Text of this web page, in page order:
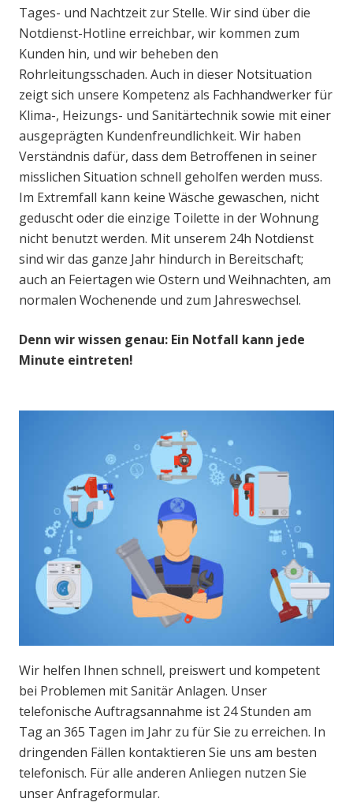
Tages- und Nachtzeit zur Stelle. Wir sind über die
Notdienst-Hotline erreichbar, wir kommen zum
Kunden hin, und wir beheben den
Rohrleitungsschaden. Auch in dieser Notsituation
zeigt sich unsere Kompetenz als Fachhandwerker für
Klima-, Heizungs- und Sanitärtechnik sowie mit einer
ausgeprägten Kundenfreundlichkeit. Wir haben
Verständnis dafür, dass dem Betroffenen in seiner
misslichen Situation schnell geholfen werden muss.
Im Extremfall kann keine Wäsche gewaschen, nicht
geduscht oder die einzige Toilette in der Wohnung
nicht benutzt werden. Mit unserem 24h Notdienst
sind wir das ganze Jahr hindurch in Bereitschaft;
auch an Feiertagen wie Ostern und Weihnachten, am
normalen Wochenende und zum Jahreswechsel.
Denn wir wissen genau: Ein Notfall kann jede
Minute eintreten!
Wir helfen Ihnen schnell, preiswert und kompetent
bei Problemen mit Sanitär Anlagen. Unser
telefonische Auftragsannahme ist 24 Stunden am
Tag an 365 Tagen im Jahr zu für Sie zu erreichen. In
dringenden Fällen kontaktieren Sie uns am besten
telefonisch. Für alle anderen Anliegen nutzen Sie
unser Anfrageformular.